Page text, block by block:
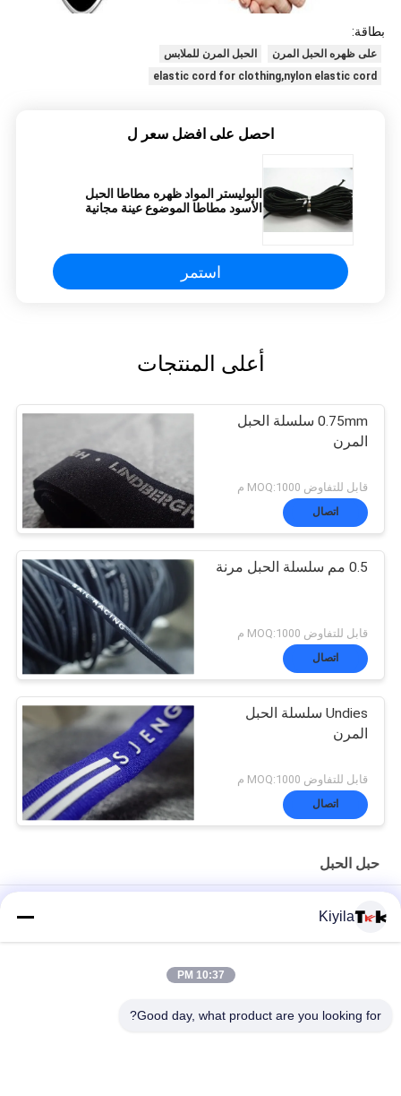
بطاقة:
على ظهره الحبل المرن
الحبل المرن للملابس
elastic cord for clothing,nylon elastic cord
احصل على افضل سعر ل
البوليستر المواد ظهره مطاطا الحبل
الأسود مطاطا الموضوع عينة مجانية
استمر
أعلى المنتجات
0.75mm سلسلة الحبل
المرن
قابل للتفاوض MOQ:1000 م
اتصال
0.5 مم سلسلة الحبل مرنة
قابل للتفاوض MOQ:1000 م
اتصال
Undies سلسلة الحبل
المرن
قابل للتفاوض MOQ:1000 م
اتصال
حبل الحبل
سترة
عالية مثابرة 3 سنتيمتر غير مرنة الحبل شقة النايلون الحبل أوم / أودم
100٪ البوليستر / النايلون محبوك مطوي الشريط المرن مع شعار تنقش
Kiyila
10:37 PM
Good day, what product are you looking for?